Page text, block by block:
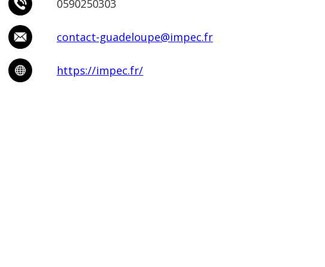
0590250303
contact-guadeloupe@impec.fr
https://impec.fr/